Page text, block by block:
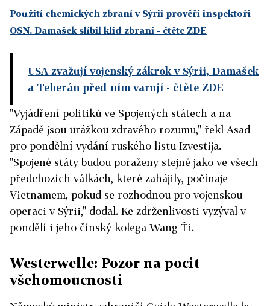
Použití chemických zbraní v Sýrii prověří inspektoři
OSN. Damašek slíbil klid zbraní - čtěte ZDE
USA zvažují vojenský zákrok v Sýrii, Damašek
a Teherán před ním varují - čtěte ZDE
"Vyjádření politiků ve Spojených státech a na
Západě jsou urážkou zdravého rozumu," řekl Asad
pro pondělní vydání ruského listu Izvestija.
"Spojené státy budou poraženy stejně jako ve všech
předchozích válkách, které zahájily, počínaje
Vietnamem, pokud se rozhodnou pro vojenskou
operaci v Sýrii," dodal. Ke zdrženlivosti vyzýval v
pondělí i jeho čínský kolega Wang Ťi.
Westerwelle: Pozor na pocit
všehomoucnosti